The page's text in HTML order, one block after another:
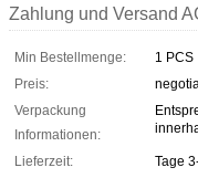
Zahlung und Versand
Min Bestellmenge:
1 PCS
Preis:
Verpackung
Informationen:
Lieferzeit:
Tage